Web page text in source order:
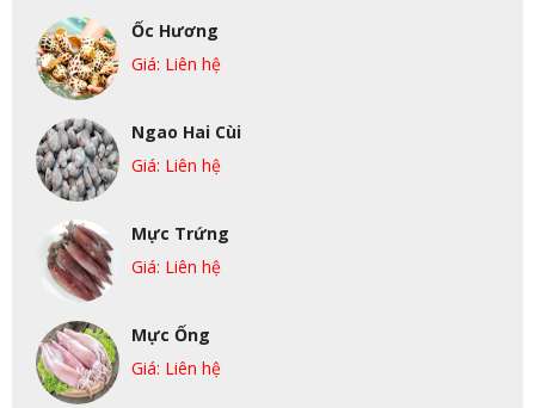
Ốc Hương
Giá: Liên hệ
Ngao Hai Cùi
Giá: Liên hệ
Mực Trứng
Giá: Liên hệ
Mực Ống
Giá: Liên hệ